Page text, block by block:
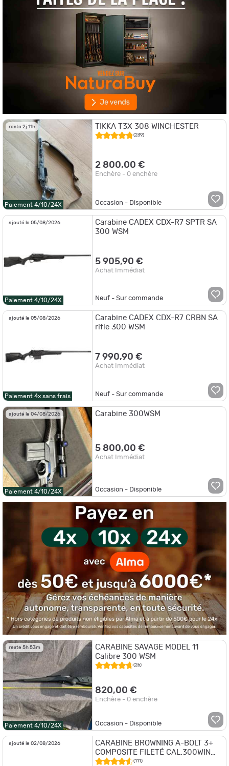
reste 2j 11h
Paiement 4/10/24X
TIKKA T3X 308 WINCHESTER
(239)
2 800,00 €
Enchère - 0 enchère
Occasion - Disponible
ajouté le 05/08/2026
Paiement 4/10/24X
Carabine CADEX CDX-R7 SPTR SA
300 WSM
5 905,90 €
Achat Immédiat
Neuf - Sur commande
ajouté le 05/08/2026
Paiement 4x sans frais
Carabine CADEX CDX-R7 CRBN SA
rifle 300 WSM
7 990,90 €
Achat Immédiat
Neuf - Sur commande
ajouté le 04/08/2026
Paiement 4/10/24X
Carabine 300WSM
5 800,00 €
Achat Immédiat
Occasion - Disponible
reste 5h 53m
Paiement 4/10/24X
CARABINE SAVAGE MODEL 11
Calibre 300 WSM
(26)
820,00 €
Enchère - 0 enchère
Occasion - Disponible
ajouté le 02/08/2026
CARABINE BROWNING A-BOLT 3+
COMPOSITE FILETÉ CAL.300WIN
LONGUEUR 61cm
(111)